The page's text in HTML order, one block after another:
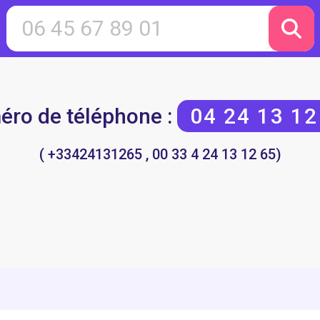
de téléphone : 04 24 13
( +33424131265 , 00 33 4 24 13 12 65)